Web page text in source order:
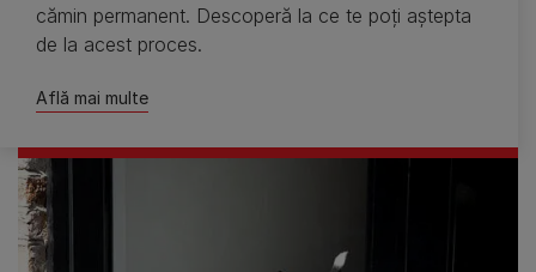
cămin permanent. Descoperă la ce te poţi aştepta
de la acest proces.
Află mai multe